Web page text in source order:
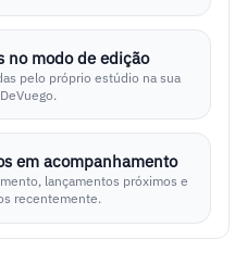
no modo de edição
pelo próprio estúdio na sua
em acompanhamento
lançamentos próximos e
recentemente.